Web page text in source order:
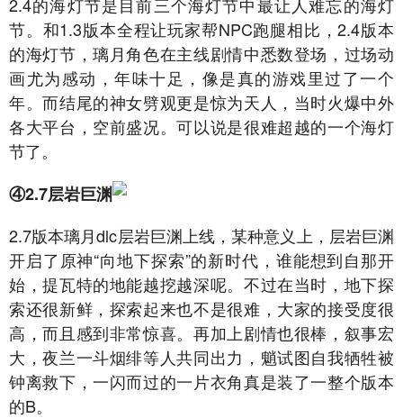
节。和1.3版本全程让玩家帮NPC跑腿相比，2.4版本
的海灯节，璃月角色在主线剧情中悉数登场，过场动
画尤为感动，年味十足，像是真的游戏里过了一个
年。而结尾的神女劈观更是惊为天人，当时火爆中外
各大平台，空前盛况。可以说是很难超越的一个海灯
节了。
④2.7层岩巨渊
2.7版本璃月dlc层岩巨渊上线，某种意义上，层岩巨渊
开启了原神“向地下探索”的新时代，谁能想到自那开
始，提瓦特的地能越挖越深呢。不过在当时，地下探
索还很新鲜，探索起来也不是很难，大家的接受度很
高，而且感到非常惊喜。再加上剧情也很棒，叙事宏
大，夜兰一斗烟绯等人共同出力，魈试图自我牺牲被
钟离救下，一闪而过的一片衣角真是装了一整个版本
的B。